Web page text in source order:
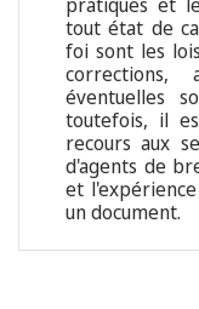
tout état de
foi sont les
éventuelles
toutefois, il
recours aux
d'agents de
et
un document.